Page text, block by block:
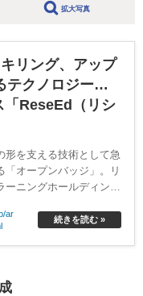
拡大写真
リング、アップ
テクノロジー…
「ReseEd（リシ
を支える技術として急
「オープンバッジ」。リ
ニングホールディング
載をスタートする。
ar
続きを読む »